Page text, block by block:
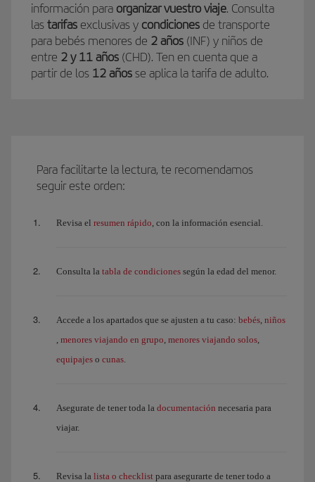
información para organizar vuestro viaje. Consulta
lastarifas exclusivas y condiciones de transporte
para bebés menores de 2 años (INF) y niños de
entre 2 y 11 años (CHD). Ten en cuenta que a
partir de los 12 añosse aplica la tarifa de adulto.
Para facilitarte la lectura, te recomendamos
seguir este orden:
Revisa el resumen rápido, con la información esencial.
Consulta la tabla de condiciones según la edad del menor.
Accede a los apartados que se ajusten a tu caso: bebés, niños
, menores viajando en grupo, menores viajando solos,
equipajes o cunas.
Asegurate de tener toda la documentación necesaria para
viajar.
Revisa la lista o checklist para asegurarte de tener todo a